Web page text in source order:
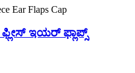
ಇಯರ್ ಫ್ಲಾಪ್ಸ್